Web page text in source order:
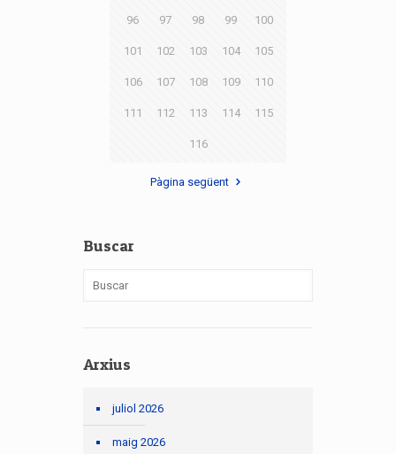
96 97 98 99 100
101 102 103 104 105
106 107 108 109 110
111 112 113 114 115
116
Pàgina següent
Buscar
Arxius
juliol 2026
maig 2026